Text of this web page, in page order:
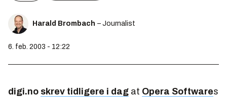
Harald Brombach – Journalist
6. feb. 2003 - 12:22
digi.no skrev tidligere i dag at Opera Softwares